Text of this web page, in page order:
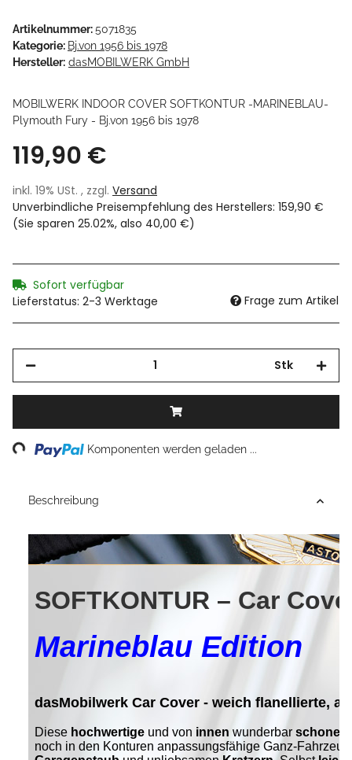
Artikelnummer:5071835
Kategorie: Bj.von 1956 bis 1978
Hersteller: dasMOBILWERK GmbH
MOBILWERK INDOOR COVER SOFTKONTUR -MARINEBLAU-
Plymouth Fury - Bj.von 1956 bis 1978
119,90 €
inkl. 19% USt. , zzgl. Versand
Unverbindliche Preisempfehlung des Herstellers: 159,90 €
(Sie sparen 25.02%, also 40,00 €)
Sofort verfügbar
Lieferstatus: 2-3 Werktage
Frage zum Artikel
Stk
Loading... Komponenten werden geladen ...
Beschreibung